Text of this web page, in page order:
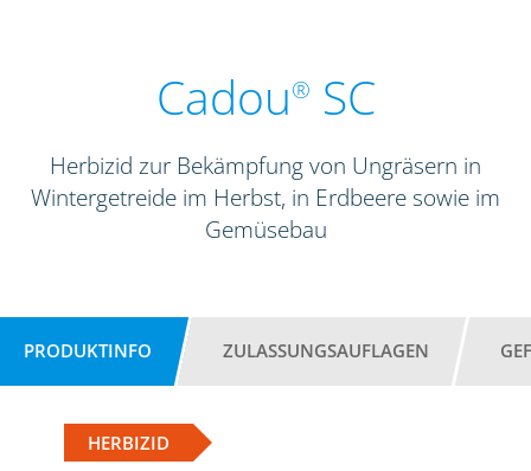
Cadou® SC
Herbizid zur Bekämpfung von Ungräsern in
Wintergetreide im Herbst, in Erdbeere sowie im
Gemüsebau
PRODUKTINFO ZULASSUNGSAUFLAGEN
HERBIZID